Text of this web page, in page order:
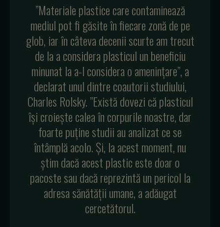
”Materiale plastice care contaminează
mediul pot fi găsite în fiecare zonă de pe
glob, iar în câteva decenii scurte am trecut
de la a considera plasticul un beneficiu
minunat la a-l considera o ameninţare”, a
declarat unul dintre coautorii studiului,
Charles Rolsky. ”Există dovezi că plasticul
îşi croieşte calea în corpurile noastre, dar
foarte puţine studii au analizat ce se
întâmplă acolo. Şi, la acest moment, nu
ştim dacă acest plastic este doar o
pacoste sau dacă reprezintă un pericol la
adresa sănătăţii umane, a adăugat
cercetătorul.